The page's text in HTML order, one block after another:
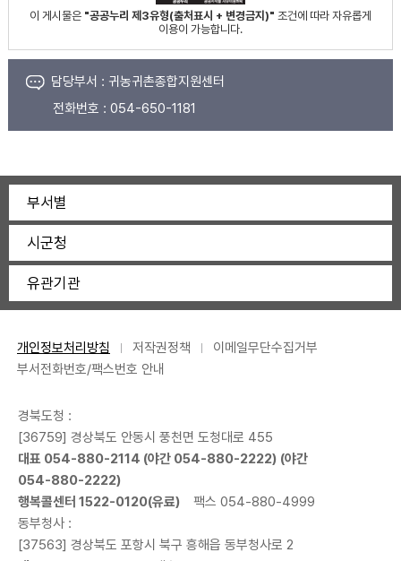
이 게시물은 "공공누리 제3유형(출처표시 + 변경금지)" 조건에 따라 자유롭게
이용이 가능합니다.
담당부서 : 귀농귀촌종합지원센터
전화번호 : 054-650-1181
부서별
시군청
유관기관
개인정보처리방침 저작권정책
이메일무단수집거부
부서전화번호/팩스번호 안내
경북도청 :
[36759] 경상북도 안동시 풍천면 도청대로 455
대표 054-880-2114 (야간 054-880-2222) (야간
054-880-2222)
행복콜센터 1522-0120(유료)
팩스 054-880-4999
동부청사 :
[37563] 경상북도 포항시 북구 흥해읍 동부청사로 2